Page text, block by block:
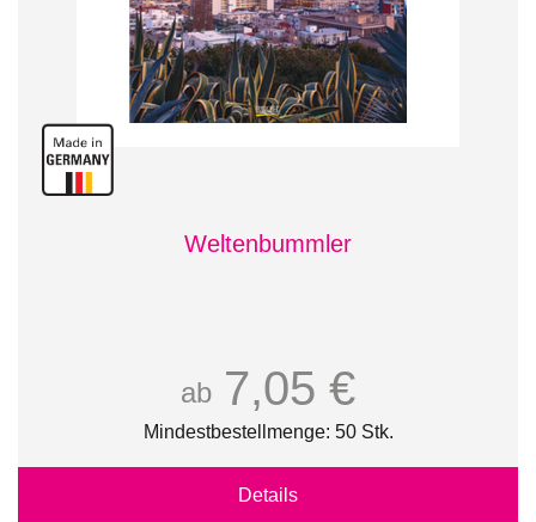
Weltenbummler
ab 7,05 €
Mindestbestellmenge: 50 Stk.
Details